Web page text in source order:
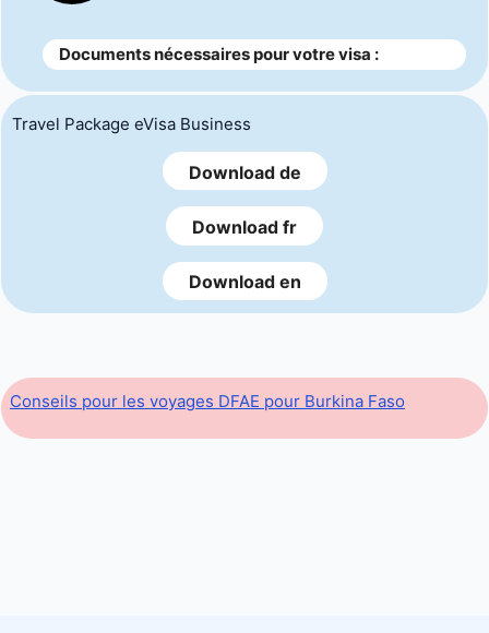
Documents nécessaires pour votre visa :
Travel Package eVisa Business
Download de
Download fr
Download en
Conseils pour les voyages DFAE pour Burkina Faso